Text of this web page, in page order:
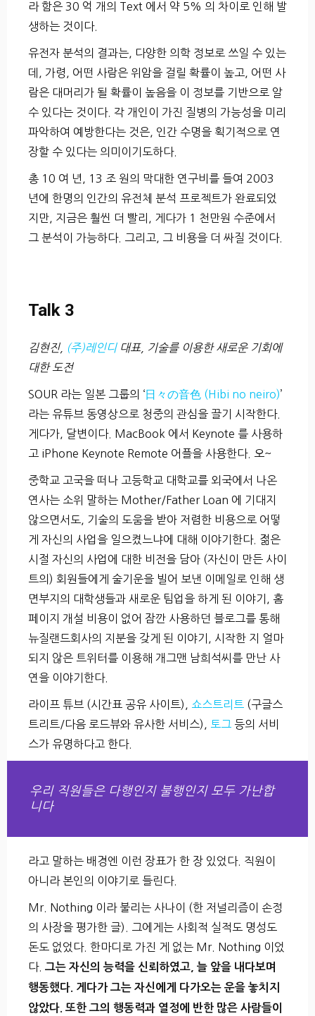
라 함은 30 억 개의 Text 에서 약 5% 의 차이로 인해 발
생하는 것이다.
유전자 분석의 결과는, 다양한 의학 정보로 쓰일 수 있는
데, 가령, 어떤 사람은 위암을 걸릴 확률이 높고, 어떤 사
람은 대머리가 될 확률이 높음을 이 정보를 기반으로 알
수 있다는 것이다. 각 개인이 가진 질병의 가능성을 미리
파악하여 예방한다는 것은, 인간 수명을 획기적으로 연
장할 수 있다는 의미이기도하다.
총 10 여 년, 13 조 원의 막대한 연구비를 들여 2003
년에 한명의 인간의 유전체 분석 프로젝트가 완료되었
지만, 지금은 훨씬 더 빨리, 게다가 1 천만원 수준에서
그 분석이 가능하다. 그리고, 그 비용을 더 싸질 것이다.
Talk 3
김현진, (주)레인디대표, 기술를 이용한 새로운 기회에
대한 도전
SOUR 라는 일본 그룹의 ‘日々の音色 (Hibi no neiro)’
라는 유튜브 동영상으로 청중의 관심을 끌기 시작한다.
게다가, 달변이다. MacBook 에서 Keynote 를 사용하
고 iPhone Keynote Remote 어플을 사용한다. 오~
중학교 고국을 떠나 고등학교 대학교를 외국에서 나온
연사는 소위 말하는 Mother/Father Loan 에 기대지
않으면서도, 기술의 도움을 받아 저렴한 비용으로 어떻
게 자신의 사업을 일으켰느냐에 대해 이야기한다. 젊은
시절 자신의 사업에 대한 비전을 담아 (자신이 만든 사이
트의) 회원들에게 술기운을 빌어 보낸 이메일로 인해 생
면부지의 대학생들과 새로운 팀업을 하게 된 이야기, 홈
페이지 개설 비용이 없어 잠깐 사용하던 블로그를 통해
뉴질랜드회사의 지분을 갖게 된 이야기, 시작한 지 얼마
되지 않은 트위터를 이용해 개그맨 남희석씨를 만난 사
연을 이야기한다.
라이프 튜브 (시간표 공유 사이트), 쇼스트리트 (구글스
트리트/다음 로드뷰와 유사한 서비스), 토그 등의 서비
스가 유명하다고 한다.
우리 직원들은 다행인지 불행인지 모두 가난합
니다
라고 말하는 배경엔 이런 장표가 한 장 있었다. 직원이
아니라 본인의 이야기로 들린다.
Mr. Nothing 이라 불리는 사나이 (한 저널리즘이 손정
의 사장을 평가한 글). 그에게는 사회적 실적도 명성도
돈도 없었다. 한마디로 가진 게 없는 Mr. Nothing 이었
다. 그는 자신의 능력을 신뢰하였고, 늘 앞을 내다보며
행동했다. 게다가 그는 자신에게 다가오는 운을 놓치지
않았다. 또한 그의 행동력과 열정에 반한 많은 사람들이